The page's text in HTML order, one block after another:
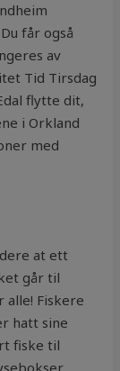
får også
av
Tid Tirsdag
flytte dit,
i Orkland
med
at ett
går til
alle! Fiskere
hatt sine
fiske til